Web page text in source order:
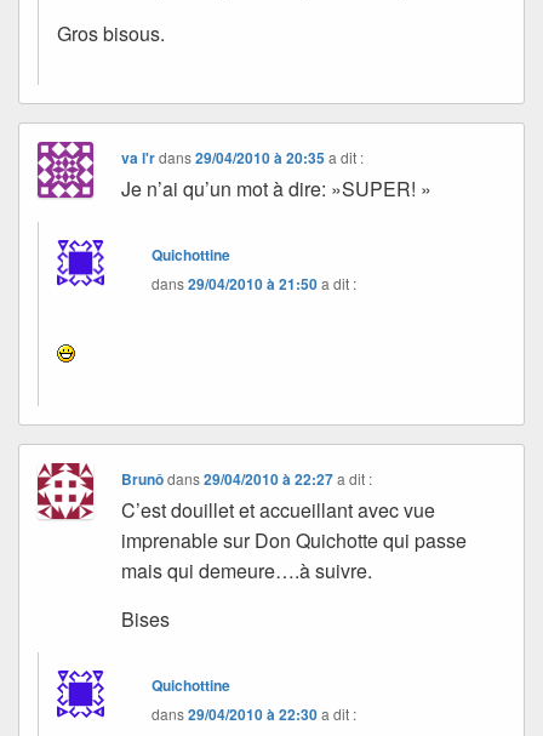
Gros bisous.
va l'rdans29/04/2010 à 20:35 a dit :
Je n’ai qu’un mot à dire: »SUPER! »
Quichottine
dans29/04/2010 à 21:50a dit :
Brunôdans29/04/2010 à 22:27 a dit :
C’est douillet et accueillant avec vue
imprenable sur Don Quichotte qui passe
mais qui demeure….à suivre.
Bises
Quichottine
dans29/04/2010 à 22:30a dit :